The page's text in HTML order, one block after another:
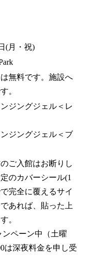
(月・祝)
無料です。施設へ
。
ジングジェル＜レ
ジングジェル＜ブ
ご入館はお断りし
のカバーシール(1
完全に覆えるサイ
あれば、貼った上
。
ペーン中（土曜
は深夜料金を申し受